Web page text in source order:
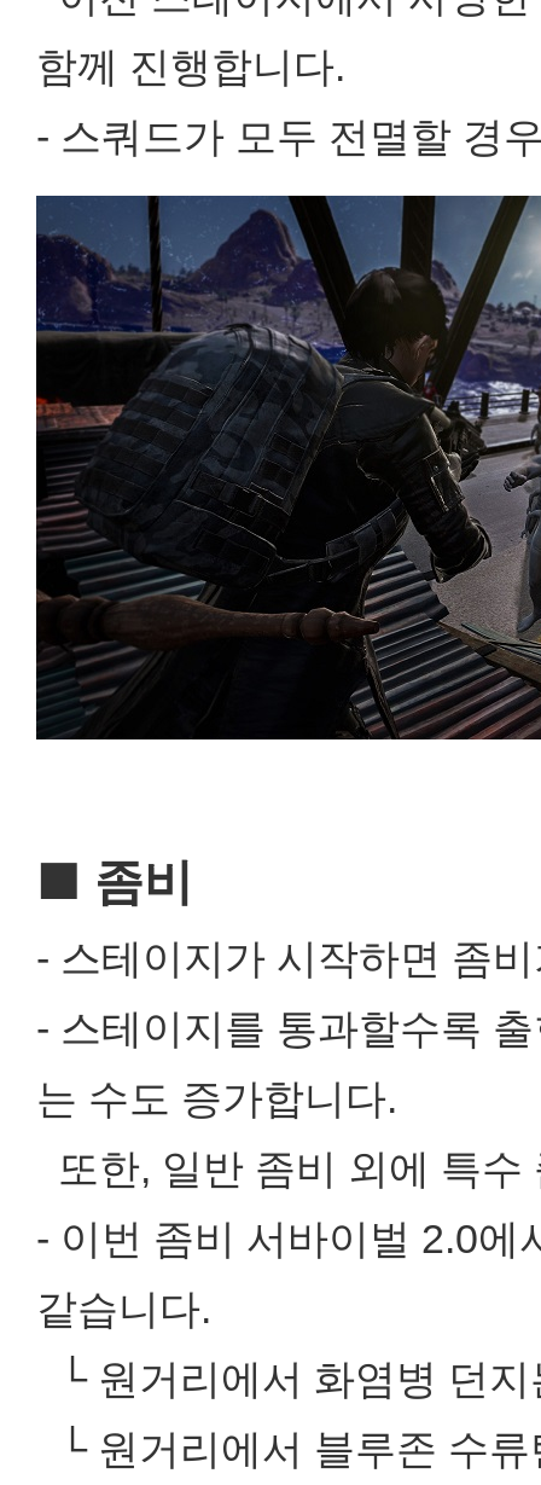
함께 진행합니다.
- 스쿼드가 모두 전멸할 경
■ 좀비
- 스테이지가 시작하면 좀
- 스테이지를 통과할수록
는 수도 증가합니다.
또한, 일반 좀비 외에 특
- 이번 좀비 서바이벌 2.0에
같습니다.
└ 원거리에서 화염병 던지
└ 원거리에서 블루존 수